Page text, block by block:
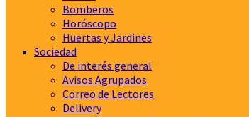
Bomberos
Horóscopo
Huertas y Jardines
Sociedad
De interés general
Avisos Agrupados
Correo de Lectores
Delivery